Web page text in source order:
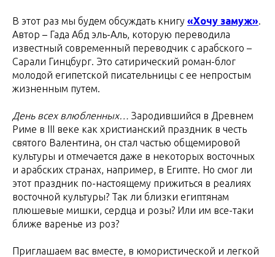
В этот раз мы будем обсуждать книгу «Хочу замуж».
Автор – Гада Абд эль-Аль, которую переводила
известный современный переводчик с арабского –
Сарали Гинцбург. Это сатирический роман-блог
молодой египетской писательницы с ее непростым
жизненным путем.
День всех влюбленных… Зародившийся в Древнем
Риме в III веке как христианский праздник в честь
святого Валентина, он стал частью общемировой
культуры и отмечается даже в некоторых восточных
и арабских странах, например, в Египте. Но смог ли
этот праздник по-настоящему прижиться в реалиях
восточной культуры? Так ли близки египтянам
плюшевые мишки, сердца и розы? Или им все-таки
ближе варенье из роз?
Приглашаем вас вместе, в юмористической и легкой